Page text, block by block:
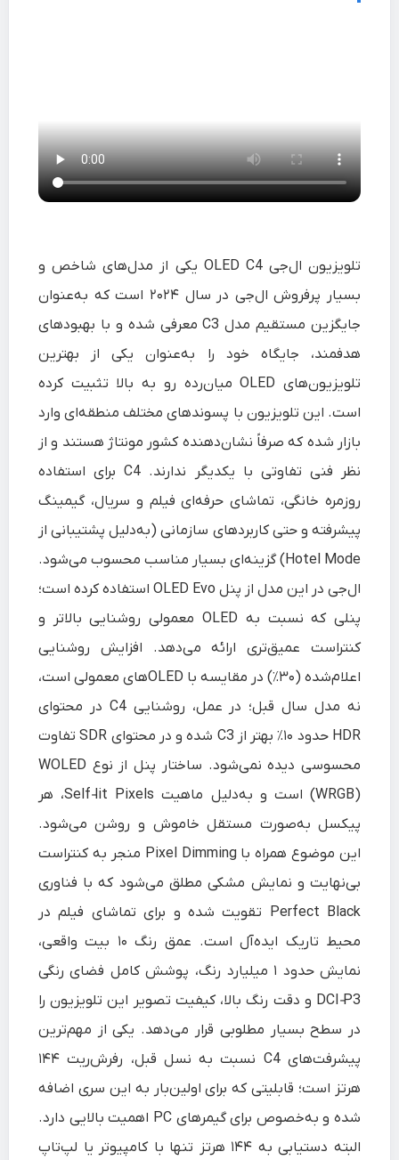
تلویزیون ال‌جی OLED C4 یکی از مدل‌های شاخص و
بسیار پرفروش ال‌جی در سال ۲۰۲۴ است که به‌عنوان
جایگزین مستقیم مدل C3 معرفی شده و با بهبودهای
هدفمند، جایگاه خود را به‌عنوان یکی از بهترین
تلویزیون‌های OLED میان‌رده رو به بالا تثبیت کرده
است. این تلویزیون با پسوندهای مختلف منطقه‌ای وارد
بازار شده که صرفاً نشان‌دهنده کشور مونتاژ هستند و از
نظر فنی تفاوتی با یکدیگر ندارند. C4 برای استفاده
روزمره خانگی، تماشای حرفه‌ای فیلم و سریال، گیمینگ
پیشرفته و حتی کاربردهای سازمانی (به‌دلیل پشتیبانی از
Hotel Mode) گزینه‌ای بسیار مناسب محسوب می‌شود.
ال‌جی در این مدل از پنل OLED Evo استفاده کرده است؛
پنلی که نسبت به OLED معمولی روشنایی بالاتر و
کنتراست عمیق‌تری ارائه می‌دهد. افزایش روشنایی
اعلام‌شده (۳۰٪) در مقایسه با OLEDهای معمولی است،
نه مدل سال قبل؛ در عمل، روشنایی C4 در محتوای
HDR حدود ۱۰٪ بهتر از C3 شده و در محتوای SDR تفاوت
محسوسی دیده نمی‌شود. ساختار پنل از نوع WOLED
(WRGB) است و به‌دلیل ماهیت Self‑lit Pixels، هر
پیکسل به‌صورت مستقل خاموش و روشن می‌شود.
این موضوع همراه با Pixel Dimming منجر به کنتراست
بی‌نهایت و نمایش مشکی مطلق می‌شود که با فناوری
Perfect Black تقویت شده و برای تماشای فیلم در
محیط تاریک ایده‌آل است. عمق رنگ ۱۰ بیت واقعی،
نمایش حدود ۱ میلیارد رنگ، پوشش کامل فضای رنگی
DCI‑P3 و دقت رنگ بالا، کیفیت تصویر این تلویزیون را
در سطح بسیار مطلوبی قرار می‌دهد. یکی از مهم‌ترین
پیشرفت‌های C4 نسبت به نسل قبل، رفرش‌ریت ۱۴۴
هرتز است؛ قابلیتی که برای اولین‌بار به این سری اضافه
شده و به‌خصوص برای گیمرهای PC اهمیت بالایی دارد.
البته دستیابی به ۱۴۴ هرتز تنها با کامپیوتر یا لپ‌تاپ